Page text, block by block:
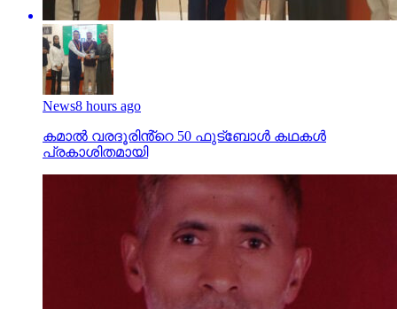
News8 hours ago
കമാൽ വരദൂരിൻ്റെ 50 ഫുട്ബോൾ കഥകൾ
പ്രകാശിതമായി